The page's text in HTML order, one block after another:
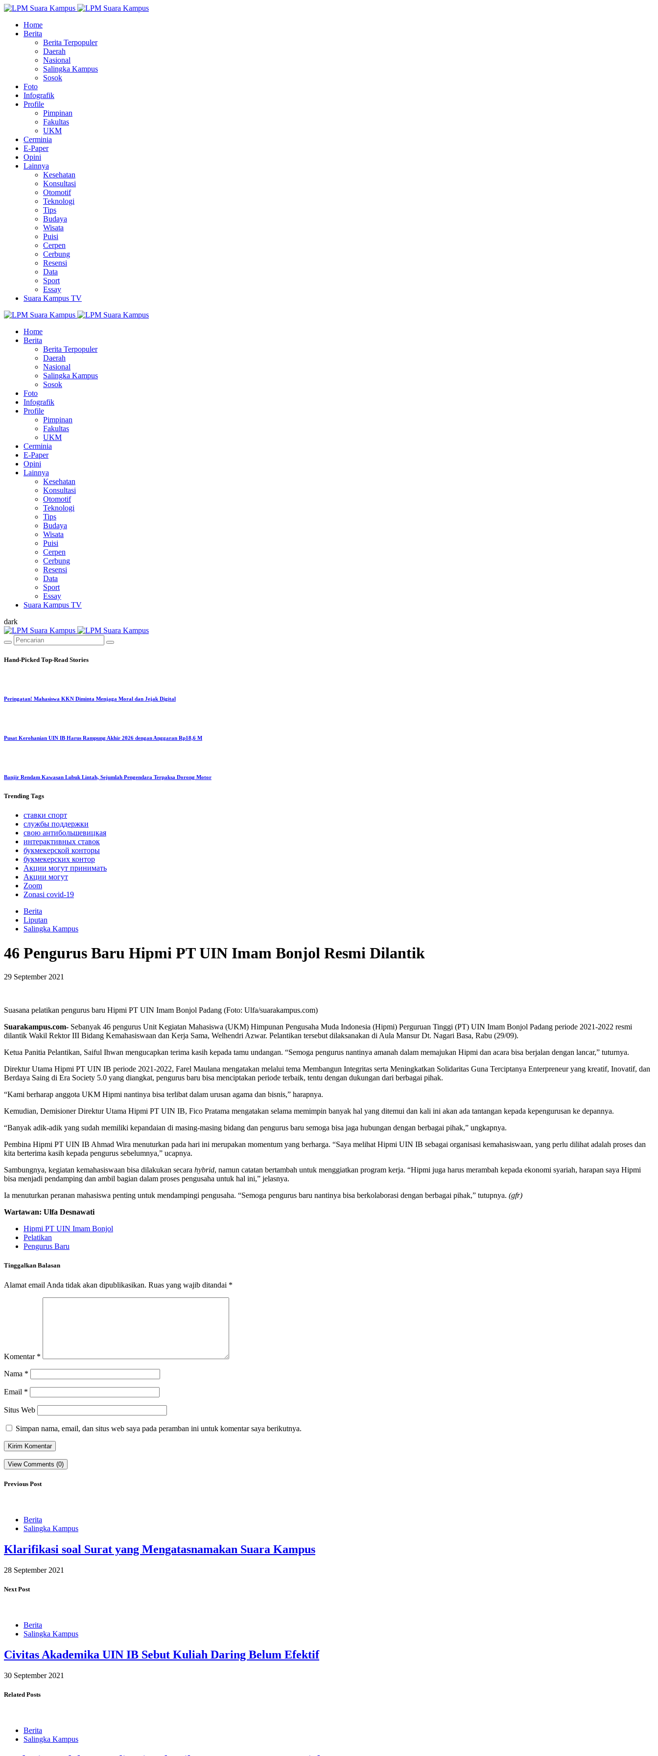
Home
Berita
Berita Terpopuler
Daerah
Nasional
Salingka Kampus
Sosok
Foto
Infografik
Profile
Pimpinan
Fakultas
UKM
Cerminia
E-Paper
Opini
Lainnya
Kesehatan
Konsultasi
Otomotif
Teknologi
Tips
Budaya
Wisata
Puisi
Cerpen
Cerbung
Resensi
Data
Sport
Essay
Suara Kampus TV
Home
Berita
Berita Terpopuler
Daerah
Nasional
Salingka Kampus
Sosok
Foto
Infografik
Profile
Pimpinan
Fakultas
UKM
Cerminia
E-Paper
Opini
Lainnya
Kesehatan
Konsultasi
Otomotif
Teknologi
Tips
Budaya
Wisata
Puisi
Cerpen
Cerbung
Resensi
Data
Sport
Essay
Suara Kampus TV
dark
Hand-Picked Top-Read Stories
Peringatan! Mahasiswa KKN Diminta Menjaga Moral dan Jejak Digital
Pusat Kerohanian UIN IB Harus Rampung Akhir 2026 dengan Anggaran Rp18,6 M
Banjir Rendam Kawasan Lubuk Lintah, Sejumlah Pengendara Terpaksa Dorong Motor
Trending Tags
ставки спорт
службы поддержки
свою антибольшевицкая
интерактивных ставок
букмекерской конторы
букмекерских контор
Акции могут принимать
Акции могут
Zoom
Zonasi covid-19
Berita
Liputan
Salingka Kampus
46 Pengurus Baru Hipmi PT UIN Imam Bonjol Resmi Dilantik
29 September 2021
Suasana pelatikan pengurus baru Hipmi PT UIN Imam Bonjol Padang (Foto: Ulfa/suarakampus.com)
Suarakampus.com- Sebanyak 46 pengurus Unit Kegiatan Mahasiswa (UKM) Himpunan Pengusaha Muda Indonesia (Hipmi) Perguruan Tinggi (PT) UIN Imam Bonjol Padang periode 2021-2022 resmi
dilantik Wakil Rektor III Bidang Kemahasiswaan dan Kerja Sama, Welhendri Azwar. Pelantikan tersebut dilaksanakan di Aula Mansur Dt. Nagari Basa, Rabu (29/09).
Ketua Panitia Pelantikan, Saiful Ihwan mengucapkan terima kasih kepada tamu undangan. “Semoga pengurus nantinya amanah dalam memajukan Hipmi dan acara bisa berjalan dengan lancar,” tuturnya.
Direktur Utama Hipmi PT UIN IB periode 2021-2022, Farel Maulana mengatakan melalui tema Membangun Integritas serta Meningkatkan Solidaritas Guna Terciptanya Enterpreneur yang kreatif, Inovatif, dan
Berdaya Saing di Era Society 5.0 yang diangkat, pengurus baru bisa menciptakan periode terbaik, tentu dengan dukungan dari berbagai pihak.
“Kami berharap anggota UKM Hipmi nantinya bisa terlibat dalam urusan agama dan bisnis,” harapnya.
Kemudian, Demisioner Direktur Utama Hipmi PT UIN IB, Fico Pratama mengatakan selama memimpin banyak hal yang ditemui dan kali ini akan ada tantangan kepada kepengurusan ke depannya.
“Banyak adik-adik yang sudah memiliki kepandaian di masing-masing bidang dan pengurus baru semoga bisa jaga hubungan dengan berbagai pihak,” ungkapnya.
Pembina Hipmi PT UIN IB Ahmad Wira menuturkan pada hari ini merupakan momentum yang berharga. “Saya melihat Hipmi UIN IB sebagai organisasi kemahasiswaan, yang perlu dilihat adalah proses dan
kita berterima kasih kepada pengurus sebelumnya,” ucapnya.
Sambungnya, kegiatan kemahasiswaan bisa dilakukan secara hybrid, namun catatan bertambah untuk menggiatkan program kerja. “Hipmi juga harus merambah kepada ekonomi syariah, harapan saya Hipmi
bisa menjadi pendamping dan ambil bagian dalam proses pengusaha untuk hal ini,” jelasnya.
Ia menuturkan peranan mahasiswa penting untuk mendampingi pengusaha. “Semoga pengurus baru nantinya bisa berkolaborasi dengan berbagai pihak,” tutupnya. (gfr)
Wartawan: Ulfa Desnawati
Hipmi PT UIN Imam Bonjol
Pelatikan
Pengurus Baru
Tinggalkan Balasan
Alamat email Anda tidak akan dipublikasikan. Ruas yang wajib ditandai *
Komentar *
Nama *
Email *
Situs Web
Simpan nama, email, dan situs web saya pada peramban ini untuk komentar saya berikutnya.
View Comments (0)
Previous Post
Berita
Salingka Kampus
Klarifikasi soal Surat yang Mengatasnamakan Suara Kampus
28 September 2021
Next Post
Berita
Salingka Kampus
Civitas Akademika UIN IB Sebut Kuliah Daring Belum Efektif
30 September 2021
Related Posts
Berita
Salingka Kampus